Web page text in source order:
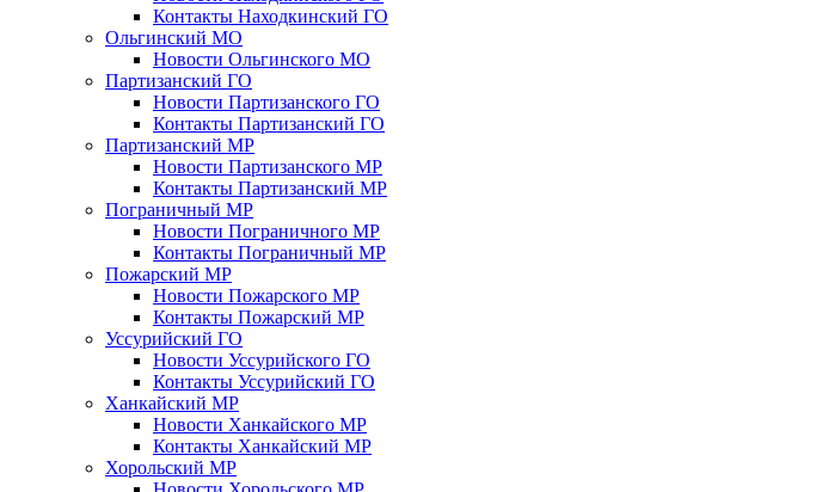
Контакты Находкинский ГО
Ольгинский МО
Новости Ольгинского МО
Партизанский ГО
Новости Партизанского ГО
Контакты Партизанский ГО
Партизанский МР
Новости Партизанского МР
Контакты Партизанский МР
Пограничный МР
Новости Пограничного МР
Контакты Пограничный МР
Пожарский МР
Новости Пожарского МР
Контакты Пожарский МР
Уссурийский ГО
Новости Уссурийского ГО
Контакты Уссурийский ГО
Ханкайский МР
Новости Ханкайского МР
Контакты Ханкайский МР
Хорольский МР